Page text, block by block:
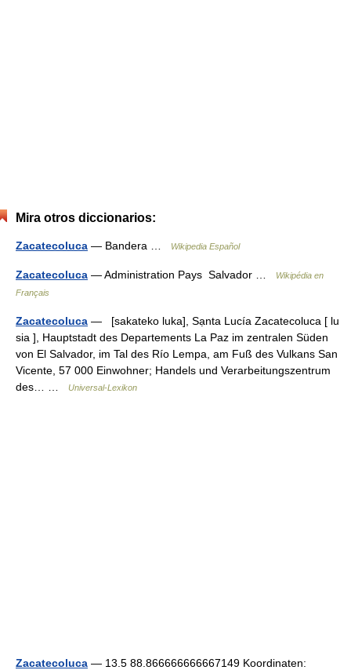
Mira otros diccionarios:
Zacatecoluca — Bandera … Wikipedia Español
Zacatecoluca — Administration Pays Salvador …
Wikipédia en
Français
Zacatecoluca — [sakateko luka], Sạnta Lucía Zacatecoluca [ lu
sia ], Hauptstadt des Departements La Paz im zentralen Süden
von El Salvador, im Tal des Río Lempa, am Fuß des Vulkans San
Vicente, 57 000 Einwohner; Handels und Verarbeitungszentrum
des… …
Universal-Lexikon
Zacatecoluca — 13.5 88.866666666667149 Koordinaten: